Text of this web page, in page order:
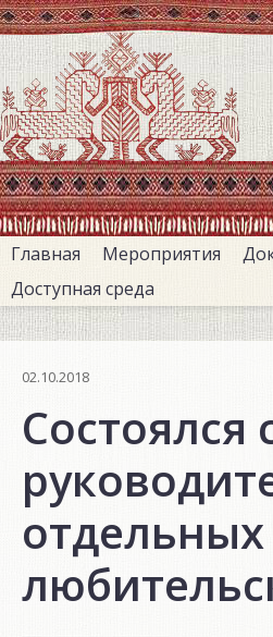
Перейти
к
основному
содержанию
Главная Мероприятия
Доступная среда
02.10.2018